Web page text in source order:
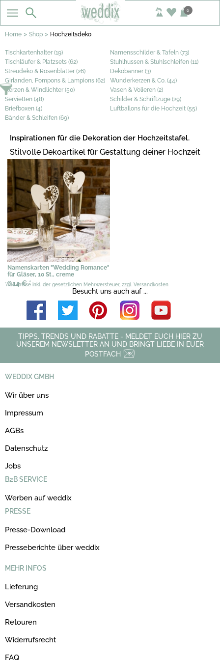
0
Home > Shop > Hochzeitsdeko
Tischkartenhalter (19)
Namensschilder & Tafeln (73)
Tischläufer & Platzsets (62)
Stuhlhussen & Stuhlschleifen (11)
Streudeko & Rosenblätter (26)
Dekobanner (3)
Girlanden, Pompons & Lampions (62)
Wunderkerzen & Co. (44)
Kerzen & Windlichter (50)
Vasen & Volieren (2)
Servietten (48)
Schilder & Schriftzüge (29)
Briefboxen (4)
Luftballons für die Hochzeit (55)
Bänder & Schleifen (69)
Inspirationen für die Dekoration der Hochzeitstafel.
Stilvolle Dekoartikel für Gestaltung deiner Hochzeit
Namenskarten "Wedding Romance"
für Gläser, 10 St., creme
6,14 €*
*Alle Preise inkl. der gesetzlichen Mehrwersteuer, zzgl. Versandkosten
Besucht uns auch auf ...
TIPPS, TRENDS UND RABATTE - MELDET EUCH HIER ZU
UNSEREM NEWSLETTER AN UND BRINGT LIEBE IN EUER
POSTFACH
WEDDIX GMBH
Wir über uns
Impressum
AGBs
Datenschutz
Jobs
B2B SERVICE
Werben auf weddix
PRESSE
Presse-Download
Presseberichte über weddix
MEHR INFOS
Lieferung
Versandkosten
Retouren
Widerrufsrecht
FAQ